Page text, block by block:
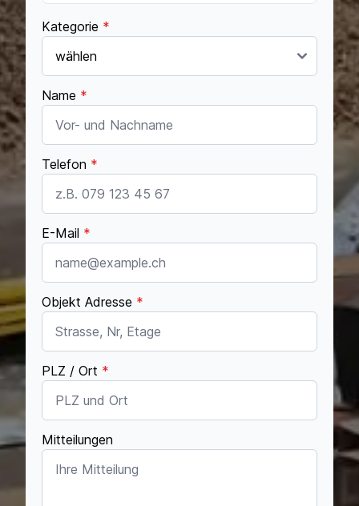
Kategorie *
Name *
Telefon *
E-Mail *
Objekt Adresse *
PLZ / Ort *
Mitteilungen